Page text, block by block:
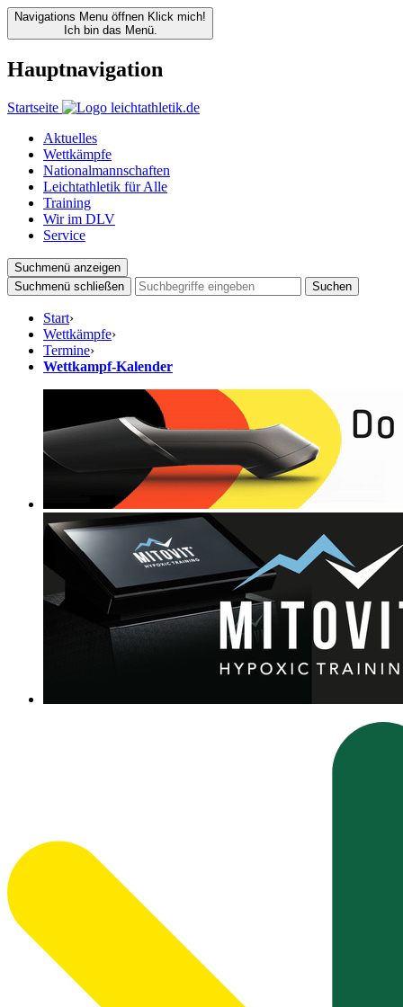
Navigations Menu öffnen Klick mich!
Ich bin das Menü.
Hauptnavigation
Startseite
Aktuelles
Wettkämpfe
Nationalmannschaften
Leichtathletik für Alle
Training
Wir im DLV
Service
Suchmenü anzeigen
Suchmenü schließen
Suchen
Start›
Wettkämpfe›
Termine›
Wettkampf-Kalender